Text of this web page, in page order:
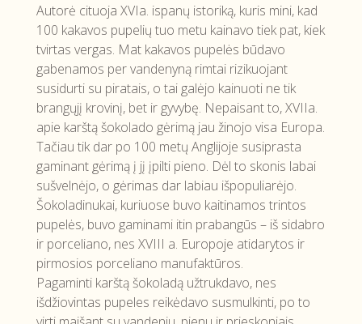
Autorė cituoja XVIa. ispanų istoriką, kuris mini, kad
100 kakavos pupelių tuo metu kainavo tiek pat, kiek
tvirtas vergas. Mat kakavos pupelės būdavo
gabenamos per vandenyną rimtai rizikuojant
susidurti su piratais, o tai galėjo kainuoti ne tik
brangųjį krovinį, bet ir gyvybę. Nepaisant to, XVIIa.
apie karštą šokolado gėrimą jau žinojo visa Europa.
Tačiau tik dar po 100 metų Anglijoje susiprasta
gaminant gėrimą į jį įpilti pieno. Dėl to skonis labai
sušvelnėjo, o gėrimas dar labiau išpopuliarėjo.
Šokoladinukai, kuriuose buvo kaitinamos trintos
pupelės, buvo gaminami itin prabangūs – iš sidabro
ir porceliano, nes XVIII a. Europoje atidarytos ir
pirmosios porceliano manufaktūros.
Pagaminti karštą šokoladą užtrukdavo, nes
išdžiovintas pupeles reikėdavo susmulkinti, po to